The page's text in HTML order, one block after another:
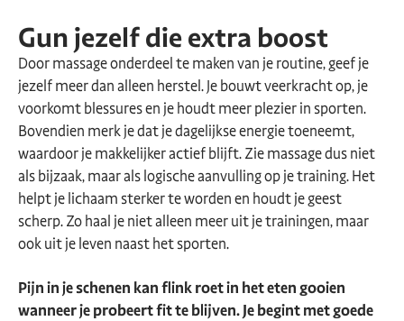
Gun jezelf die extra boost
Door massage onderdeel te maken van je routine, geef je
jezelf meer dan alleen herstel. Je bouwt veerkracht op, je
voorkomt blessures en je houdt meer plezier in sporten.
Bovendien merk je dat je dagelijkse energie toeneemt,
waardoor je makkelijker actief blijft. Zie massage dus niet
als bijzaak, maar als logische aanvulling op je training. Het
helpt je lichaam sterker te worden en houdt je geest
scherp. Zo haal je niet alleen meer uit je trainingen, maar
ook uit je leven naast het sporten.
Pijn in je schenen kan flink roet in het eten gooien
wanneer je probeert fit te blijven. Je begint met goede